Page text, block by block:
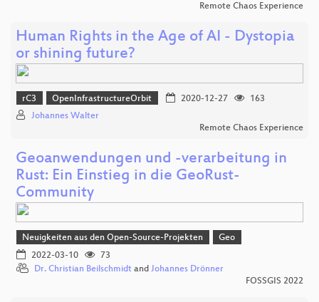
Remote Chaos Experience
Human Rights in the Age of AI - Dystopia
or shining future?
rC3 OpenInfrastructureOrbit 2020-12-27
163
Johannes Walter
Remote Chaos Experience
Geoanwendungen und -verarbeitung in
Rust: Ein Einstieg in die GeoRust-
Community
Neuigkeiten aus den Open-Source-Projekten
Geo
2022-03-10
73
Dr. Christian Beilschmidt and Johannes Drönner
FOSSGIS 2022